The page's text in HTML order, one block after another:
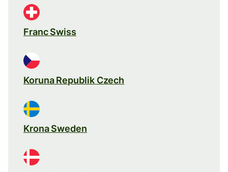
Franc Swiss
Koruna Republik Czech
Krona Sweden